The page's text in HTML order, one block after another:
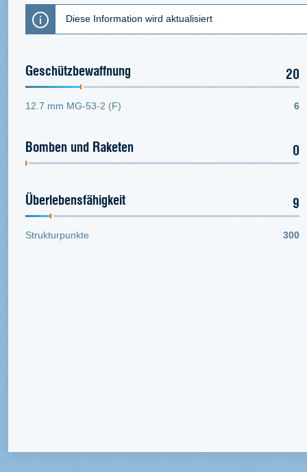
Diese Information wird aktualisiert
Geschützbewaffnung 20
12.7 mm MG-53-2 (F) 6
Bomben und Raketen 0
Überlebensfähigkeit 9
Strukturpunkte 300